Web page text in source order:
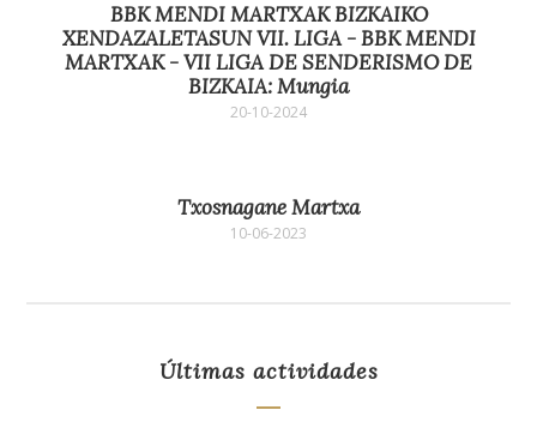
BBK MENDI MARTXAK BIZKAIKO
XENDAZALETASUN VII. LIGA - BBK MENDI
MARTXAK - VII LIGA DE SENDERISMO DE
BIZKAIA: Mungia
20-10-2024
Txosnagane Martxa
10-06-2023
Últimas actividades